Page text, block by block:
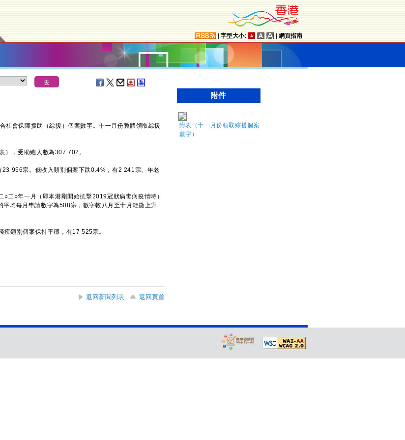
字型大小: 網頁指南
會保障援助（綜援）個案數字。十一月份整體領取綜援
，受助總人數為307 702。
956宗。低收入類別個案下跌0.4%，有2 241宗。年老
○年一月（即本港剛開始抗擊2019冠狀病毒病疫情時）
均每月申請數字為508宗，數字較八月至十月輕微上升
類別個案保持平穩，有17 525宗。
返回新聞列表
返回頁首
附件
附表（十一月份領取綜援個案
數字）